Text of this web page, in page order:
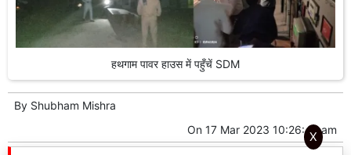
हथगाम पावर हाउस में पहुँचें SDM
By Shubham Mishra
On 17 Mar 2023 10:26:42 am
X